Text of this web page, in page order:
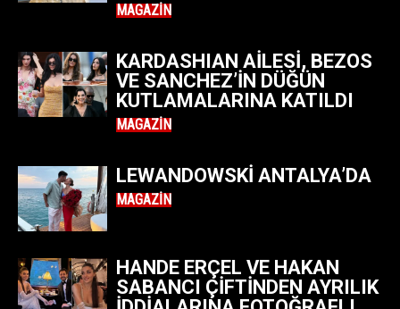
MAGAZIN
KARDASHIAN AILESI, BEZOS
VE SANCHEZ’IN DÜĞÜN
KUTLAMALARINA KATILDI
MAGAZIN
LEWANDOWSKI ANTALYA’DA
MAGAZIN
HANDE ERÇEL VE HAKAN
SABANCI ÇIFTINDEN AYRILIK